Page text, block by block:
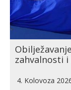
zahvalnosti
4. Kolovoza